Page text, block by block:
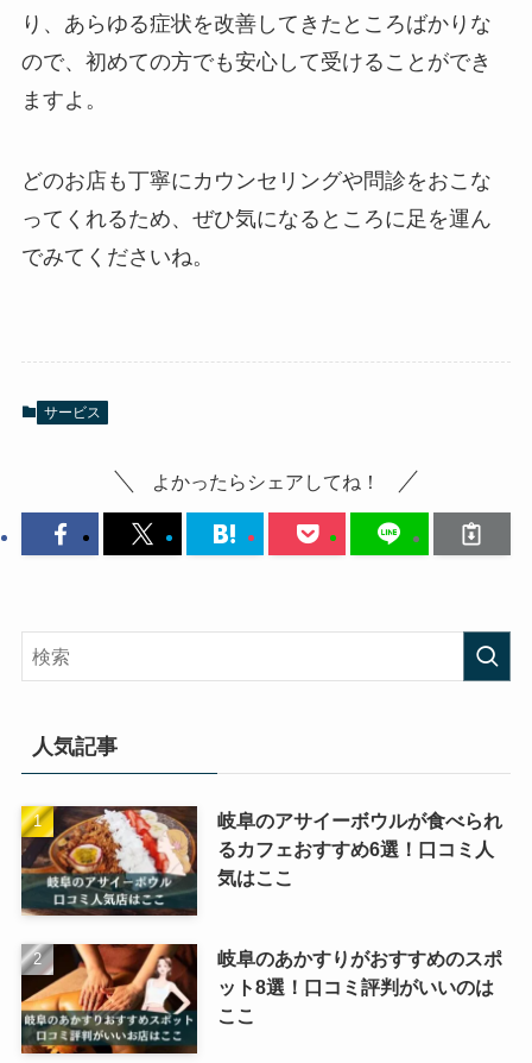
り、あらゆる症状を改善してきたところばかりな
ので、初めての方でも安心して受けることができ
ますよ。
どのお店も丁寧にカウンセリングや問診をおこな
ってくれるため、ぜひ気になるところに足を運ん
でみてくださいね。
サービス
よかったらシェアしてね！
人気記事
岐阜のアサイーボウルが食べられ
るカフェおすすめ6選！口コミ人
気はここ
岐阜のあかすりがおすすめのスポ
ット8選！口コミ評判がいいのは
ここ